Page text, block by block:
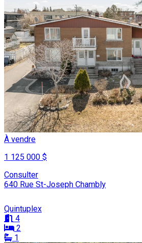
À vendre
1 125 000 $
Consulter
640 Rue St-Joseph Chambly
Quintuplex
4
2
1